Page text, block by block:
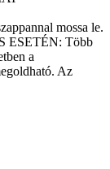
mossa le.
ESETÉN: Több
a
Az